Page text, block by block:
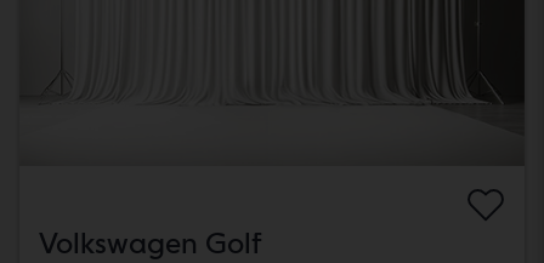
Volkswagen Golf